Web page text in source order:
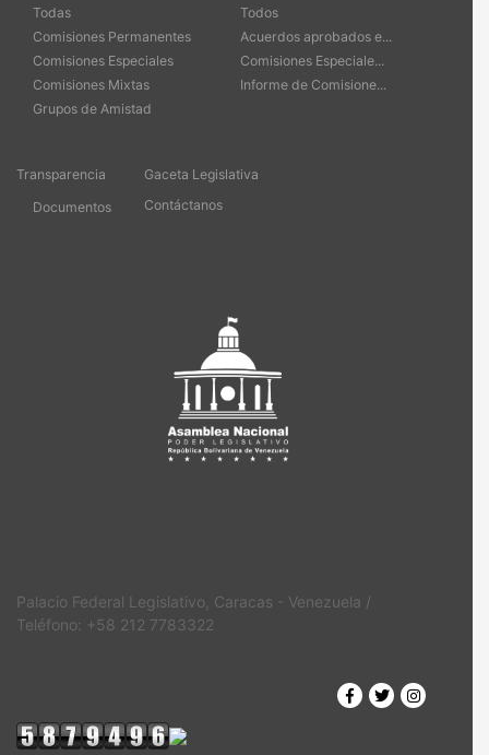
Todas
Comisiones Permanentes
Comisiones Especiales
Comisiones Mixtas
Grupos de Amistad
Todos
Acuerdos aprobados e...
Comisiones Especiale...
Informe de Comisione...
Transparencia
Documentos
Gaceta Legislativa
Contáctanos
Palacio Federal Legislativo, Caracas - Venezuela /
Teléfono: +58 212 7783322